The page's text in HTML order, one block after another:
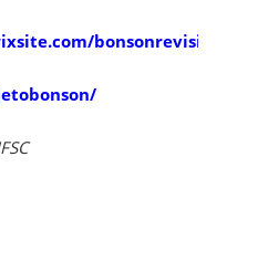
bonsonrevisitado